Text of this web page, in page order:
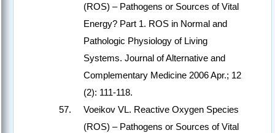
(ROS) – Pathogens or Sources of Vital
Energy? Part 1. ROS in Normal and
Pathologic Physiology of Living
Systems. Journal of Alternative and
Complementary Medicine 2006 Apr.; 12
(2): 111-118.
Voeikov VL. Reactive Oxygen Species
(ROS) – Pathogens or Sources of Vital